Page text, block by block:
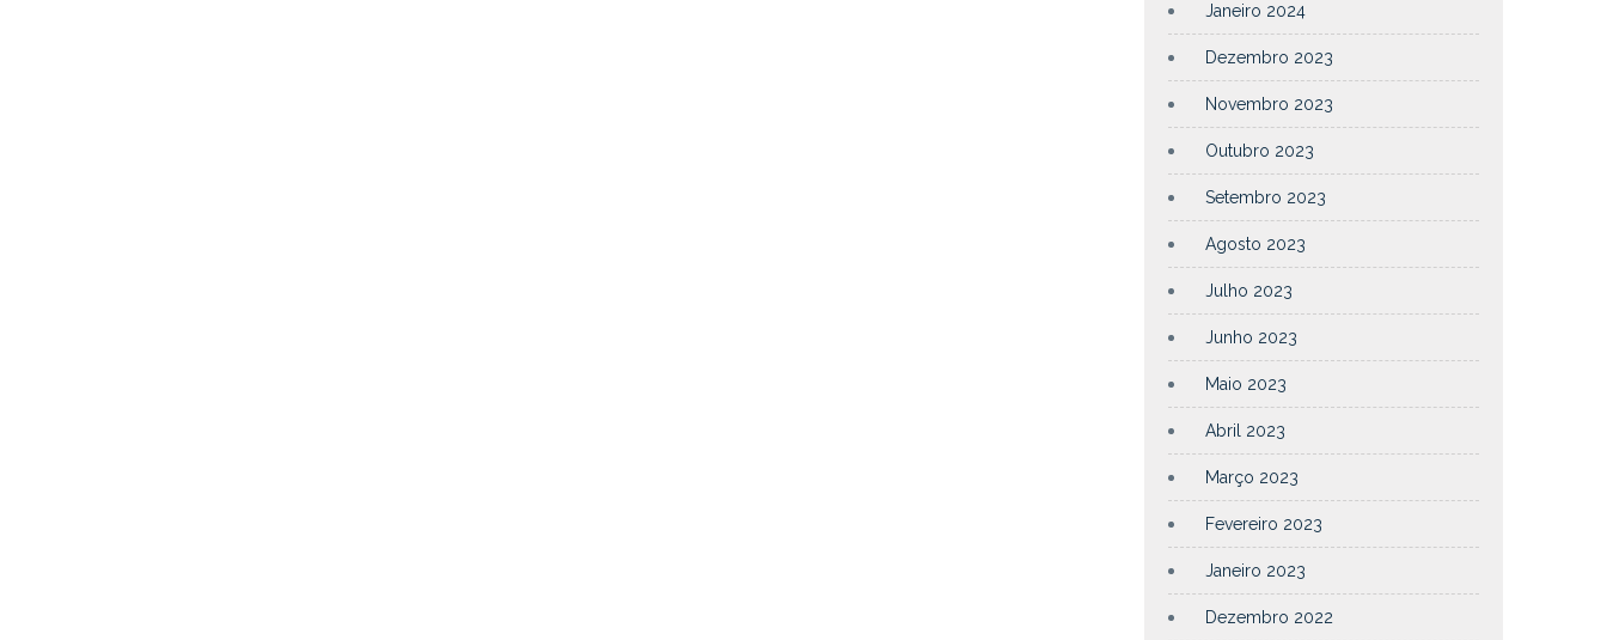
Janeiro 2024
Dezembro 2023
Novembro 2023
Outubro 2023
Setembro 2023
Agosto 2023
Julho 2023
Junho 2023
Maio 2023
Abril 2023
Março 2023
Fevereiro 2023
Janeiro 2023
Dezembro 2022